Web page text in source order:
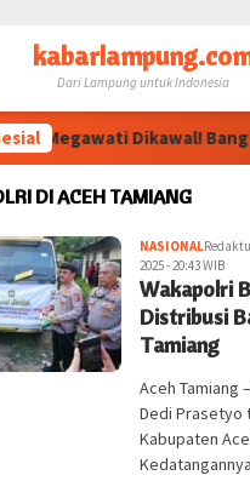
Dari Lampung untuk Indonesia
Megawati Dikawal! Bang
DI ACEH TAMIANG
NASIONAL
2025 - 20:43 WIB
Wakapolri
Distribusi
Tamiang
Aceh Tamiang
Dedi Prasetyo
Kabupaten